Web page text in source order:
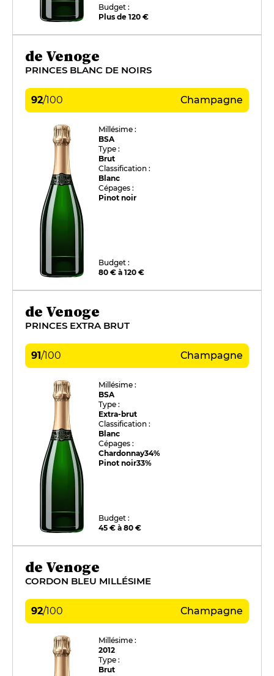
Budget :
Plus de 120 €
de Venoge
PRINCES BLANC DE NOIRS
92/100 Champagne
Millésime :
BSA
Type :
Brut
Classification :
Blanc
Cépages :
Pinot noir
Budget :
80 € à 120 €
de Venoge
PRINCES EXTRA BRUT
91/100 Champagne
Millésime :
BSA
Type :
Extra-brut
Classification :
Blanc
Cépages :
Chardonnay34%
Pinot noir33%
Budget :
45 € à 80 €
de Venoge
CORDON BLEU MILLÉSIME
92/100 Champagne
Millésime :
2012
Type :
Brut